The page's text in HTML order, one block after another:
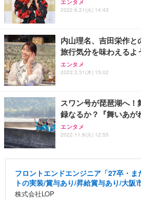
エンタメ
2022.6.21(火) 14:43
内山理名、吉田栄作
旅行気分を味わえる
エンタメ
2022.3.31(木) 15:02
スワン号が琵琶湖へ
録なるか？『舞いあが
エンタメ
2022.11.8(火) 12:55
フロントエンドエンジニア「27卒・
トの実装/賞与あり/昇給賞与あり/大阪
株式会社LOP